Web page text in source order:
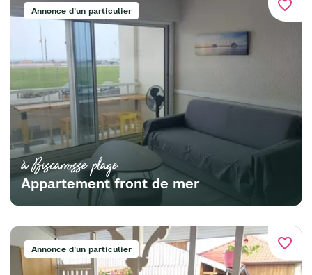
favorite_border
Annonce d'un particulier
à Biscarrosse plage
Appartement front de mer
favorite_border
Annonce d'un particulier